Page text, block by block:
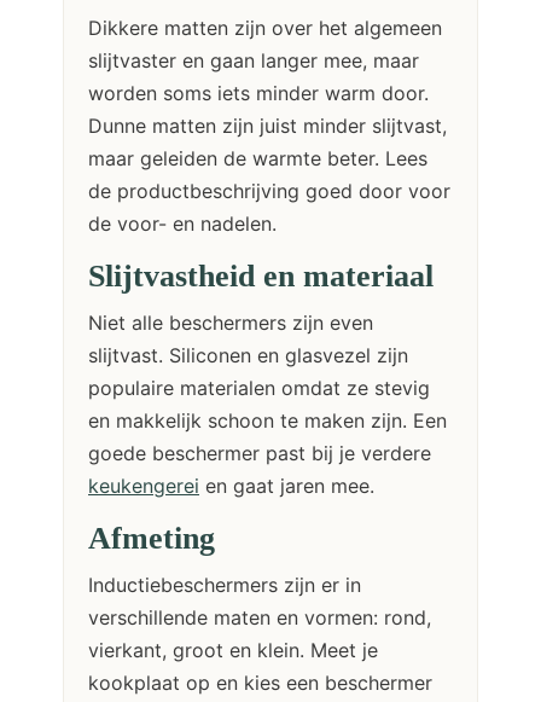
Dikkere matten zijn over het algemeen
slijtvaster en gaan langer mee, maar
worden soms iets minder warm door.
Dunne matten zijn juist minder slijtvast,
maar geleiden de warmte beter. Lees
de productbeschrijving goed door voor
de voor- en nadelen.
Slijtvastheid en materiaal
Niet alle beschermers zijn even
slijtvast. Siliconen en glasvezel zijn
populaire materialen omdat ze stevig
en makkelijk schoon te maken zijn. Een
goede beschermer past bij je verdere
keukengerei en gaat jaren mee.
Afmeting
Inductiebeschermers zijn er in
verschillende maten en vormen: rond,
vierkant, groot en klein. Meet je
kookplaat op en kies een beschermer